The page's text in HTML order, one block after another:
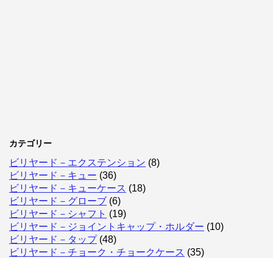
カテゴリー
ビリヤード－エクステンション (8)
ビリヤード－キュー (36)
ビリヤード－キューケース (18)
ビリヤード－グローブ (6)
ビリヤード－シャフト (19)
ビリヤード－ジョイントキャップ・ホルダー (10)
ビリヤード－タップ(48)
ビリヤード－チョーク・チョークケース (35)